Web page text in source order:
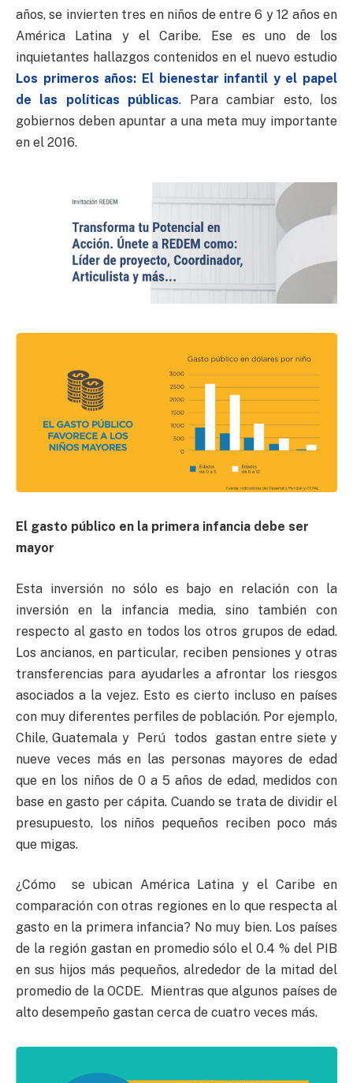
años, se invierten tres en niños de entre 6 y 12 años en
América Latina y el Caribe. Ese es uno de los
inquietantes hallazgos contenidos en el nuevo estudio
Los primeros años: El bienestar infantil y el papel
de las políticas públicas. Para cambiar esto, los
gobiernos deben apuntar a una meta muy importante
en el 2016.
El gasto público en la primera infancia debe ser
mayor
Esta inversión no sólo es bajo en relación con la
inversión en la infancia media, sino también con
respecto al gasto en todos los otros grupos de edad.
Los ancianos, en particular, reciben pensiones y otras
transferencias para ayudarles a afrontar los riesgos
asociados a la vejez. Esto es cierto incluso en países
con muy diferentes perfiles de población. Por ejemplo,
Chile, Guatemala y Perú todos gastan entre siete y
nueve veces más en las personas mayores de edad
que en los niños de 0 a 5 años de edad, medidos con
base en gasto per cápita. Cuando se trata de dividir el
presupuesto, los niños pequeños reciben poco más
que migas.
¿Cómo se ubican América Latina y el Caribe en
comparación con otras regiones en lo que respecta al
gasto en la primera infancia? No muy bien. Los países
de la región gastan en promedio sólo el 0.4 % del PIB
en sus hijos más pequeños, alrededor de la mitad del
promedio de la OCDE. Mientras que algunos países de
alto desempeño gastan cerca de cuatro veces más.